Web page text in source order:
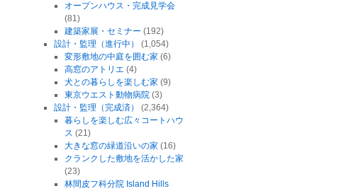
オープンハウス・完成見学会
(81)
建築家展・セミナー (192)
設計・監理（進行中）
(1,054)
変形敷地の中庭を囲む家 (6)
高窓のアトリエ (4)
犬との暮らしを楽しむ家 (9)
東京ウエスト動物病院 (3)
設計・監理（完成済）
(2,364)
暮らしを楽しむ広々コートハウ
ス (21)
大きな窓の緑道沿いの家 (16)
クランクした敷地を活かした家
(23)
林間皮フ科分院 Island Hills